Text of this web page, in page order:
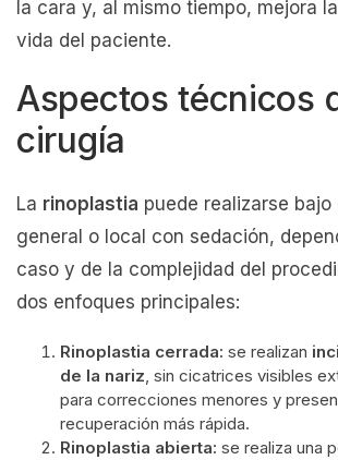
la cara y, al mismo tiempo, mejora
vida del paciente.
Aspectos técnicos
cirugía
La rinoplastia puede realizarse bajo
general o local con sedación,
caso y de la complejidad del
dos enfoques principales:
Rinoplastia cerrada: se realizan
de la nariz, sin cicatrices visibles
para correcciones menores y
recuperación más rápida.
Rinoplastia abierta: se realiza una